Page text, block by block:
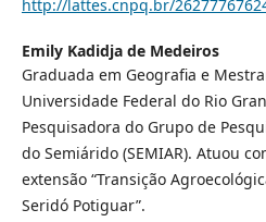
http://lattes.cnpq.br/
Emily Kadidja de Medeiros
Graduada em Geografia e
Universidade Federal do Rio
Pesquisadora do Grupo de
do Semiárido (SEMIAR). Atuou
extensão “Transição
Seridó Potiguar”.